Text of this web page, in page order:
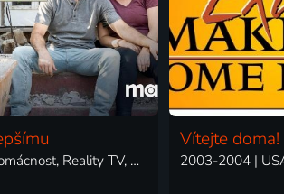
2019 | USA | Domácnost, Reality TV, Rodinný
Vítejte doma!